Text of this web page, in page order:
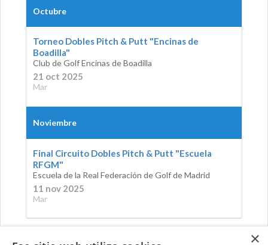
Octubre
Torneo Dobles Pitch & Putt "Encinas de
Boadilla"
Club de Golf Encinas de Boadilla
21 oct 2025
Mar
Noviembre
Final Circuito Dobles Pitch & Putt "Escuela
RFGM"
Escuela de la Real Federación de Golf de Madrid
11 nov 2025
Mar
×